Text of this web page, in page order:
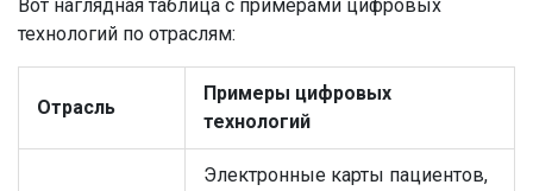
Вот наглядная таблица с примерами цифровых
технологий по отраслям:
Отрасль
Примеры цифровых
технологий
Электронные карты пациентов,